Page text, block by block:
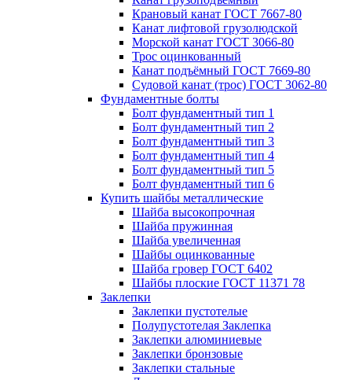
Крановый канат ГОСТ 7667-80
Канат лифтовой грузолюдской
Морской канат ГОСТ 3066-80
Трос оцинкованный
Канат подъёмный ГОСТ 7669-80
Судовой канат (трос) ГОСТ 3062-80
Фундаментные болты
Болт фундаментный тип 1
Болт фундаментный тип 2
Болт фундаментный тип 3
Болт фундаментный тип 4
Болт фундаментный тип 5
Болт фундаментный тип 6
Купить шайбы металлические
Шайба высокопрочная
Шайба пружинная
Шайба увеличенная
Шайбы оцинкованные
Шайба гровер ГОСТ 6402
Шайбы плоские ГОСТ 11371 78
Заклепки
Заклепки пустотелые
Полупустотелая Заклепка
Заклепки алюминиевые
Заклепки бронзовые
Заклепки стальные